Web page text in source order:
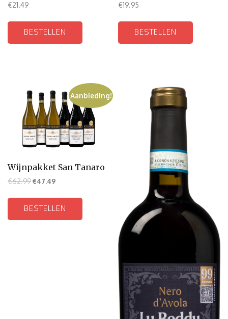
€21.49
BESTELLEN
€19.95
BESTELLEN
Aanbieding!
Wijnpakket San Tanaro
€62.99€47.49
BESTELLEN